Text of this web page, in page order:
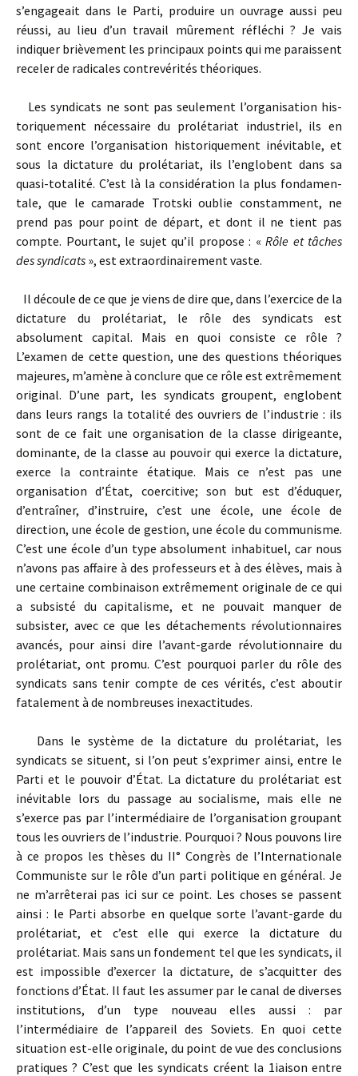
s’engageait dans le Parti, produire un ouvrage aussi peu
réussi, au lieu d’un travail mûrement réfléchi ? Je vais
indiquer brièvement les principaux points qui me paraissent
receler de radicales contrevérités théoriques.
Les syndicats ne sont pas seulement l’organisation his­
toriquement nécessaire du prolétariat industriel, ils en
sont encore l’organisation historiquement inévitable, et
sous la dictature du prolétariat, ils l’englobent dans sa
quasi-totalité. C’est là la considération la plus fondamen­
tale, que le camarade Trotski oublie constamment, ne
prend pas pour point de départ, et dont il ne tient pas
compte. Pourtant, le sujet qu’il propose : « Rôle et tâches
des syndicats », est extraordinairement vaste.
Il découle de ce que je viens de dire que, dans l’exercice de la
dictature du prolétariat, le rôle des syndicats est
absolument capital. Mais en quoi consiste ce rôle ?
L’examen de cette question, une des questions théoriques
majeures, m’amène à conclure que ce rôle est extrêmement
original. D’une part, les syndicats groupent, englobent
dans leurs rangs la totalité des ouvriers de l’industrie : ils
sont de ce fait une organisation de la classe dirigeante,
dominante, de la classe au pouvoir qui exerce la dictature,
exerce la contrainte étatique. Mais ce n’est pas une
organisation d’État, coercitive; son but est d’éduquer,
d’entraîner, d’instruire, c’est une école, une école de
direction, une école de gestion, une école du communisme.
C’est une école d’un type absolument inhabituel, car nous
n’avons pas affaire à des professeurs et à des élèves, mais à
une certaine combinaison extrêmement originale de ce qui
a subsisté du capitalisme, et ne pouvait manquer de
subsister, avec ce que les détachements révolutionnaires
avancés, pour ainsi dire l’avant-garde révolutionnaire du
prolétariat, ont promu. C’est pourquoi parler du rôle des
syndicats sans tenir compte de ces vérités, c’est aboutir
fatalement à de nombreuses inexactitudes.
Dans le système de la dictature du prolétariat, les
syndicats se situent, si l’on peut s’exprimer ainsi, entre le
Parti et le pouvoir d’État. La dictature du prolétariat est
inévitable lors du passage au socialisme, mais elle ne
s’exerce pas par l’intermédiaire de l’organisation groupant
tous les ouvriers de l’industrie. Pourquoi ? Nous pouvons lire
à ce propos les thèses du II° Congrès de l’Internationale
Communiste sur le rôle d’un parti politique en général. Je
ne m’arrêterai pas ici sur ce point. Les choses se passent
ainsi : le Parti absorbe en quelque sorte l’avant-garde du
prolétariat, et c’est elle qui exerce la dictature du
prolétariat. Mais sans un fondement tel que les syndicats, il
est impossible d’exercer la dictature, de s’acquitter des
fonctions d’État. Il faut les assumer par le canal de diverses
institutions, d’un type nouveau elles aussi : par
l’intermédiaire de l’appareil des Soviets. En quoi cette
situation est-elle originale, du point de vue des conclusions
pratiques ? C’est que les syndicats créent la 1iaison entre